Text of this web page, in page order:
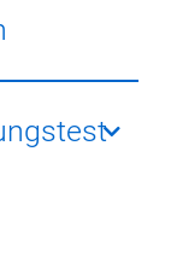
Risiko für
Beispiel
eine